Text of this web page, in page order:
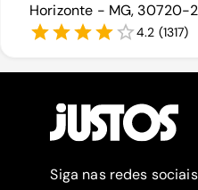
Horizonte - MG, 30720-
4.2 (1317)
Siga nas redes sociais